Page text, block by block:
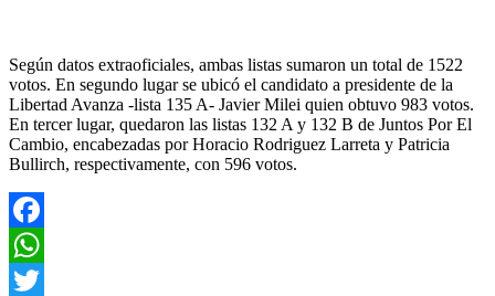
Según datos extraoficiales, ambas listas sumaron un total de 1522
votos. En segundo lugar se ubicó el candidato a presidente de la
Libertad Avanza -lista 135 A- Javier Milei quien obtuvo 983 votos.
En tercer lugar, quedaron las listas 132 A y 132 B de Juntos Por El
Cambio, encabezadas por Horacio Rodriguez Larreta y Patricia
Bullirch, respectivamente, con 596 votos.
Facebook
WhatsApp